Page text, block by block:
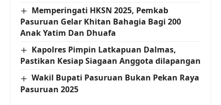
Memperingati HKSN 2025, Pemkab
Pasuruan Gelar Khitan Bahagia Bagi 200
Anak Yatim Dan Dhuafa
Kapolres Pimpin Latkapuan Dalmas,
Pastikan Kesiap Siagaan Anggota dilapangan
Wakil Bupati Pasuruan Bukan Pekan Raya
Pasuruan 2025